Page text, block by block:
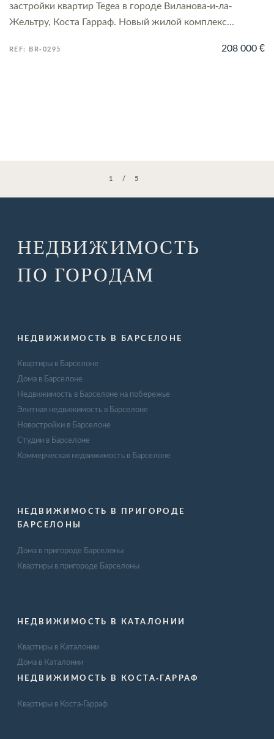
застройки квартир Tegea в городе Виланова-и-ла-
Жельтру, Коста Гарраф. Новый жилой комплекс...
REF: BR-0295 208 000 €
1 5
НЕДВИЖИМОСТЬ
ПО ГОРОДАМ
НЕДВИЖИМОСТЬ В БАРСЕЛОНЕ
Квартиры в Барселоне
Дома в Барселоне
Недвижимость в Барселоне на побережье
Элитная недвижимость в Барселоне
Новостройки в Барселоне
Студии в Барселоне
Коммерческая недвижимость в Барселоне
НЕДВИЖИМОСТЬ В ПРИГОРОДЕ
БАРСЕЛОНЫ
Дома в пригороде Барселоны
Квартиры в пригороде Барселоны
НЕДВИЖИМОСТЬ В КАТАЛОНИИ
Квартиры в Каталонии
Дома в Каталонии
НЕДВИЖИМОСТЬ В КОСТА-ГАРРАФ
Квартиры в Коста-Гарраф